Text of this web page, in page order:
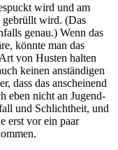
wird und am
gebrüllt wird. (Das
genau.) Wenn das
könnte man das
von Husten halten
keinen anständigen
dass das anscheinend
eben nicht an Jugend-
und Schlichtheit, und
erst vor ein paar